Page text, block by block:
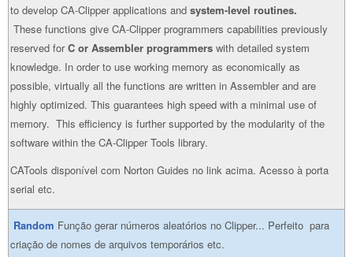
to develop CA-Clipper applications and system-level routines.
These functions give CA-Clipper programmers capabilities previously
reserved forC or Assembler programmers with detailed system
knowledge. In order to use working memory as economically as
possible, virtually all the functions are written in Assembler and are
highly optimized. This guarantees high speed with a minimal use of
memory. This efficiency is further supported by the modularity of the
software within the CA-Clipper Tools library.
CATools disponível com Norton Guides no link acima. Acesso à porta
serial etc.
Random Função gerar números aleatórios no Clipper... Perfeito para
criação de nomes de arquivos temporários etc.